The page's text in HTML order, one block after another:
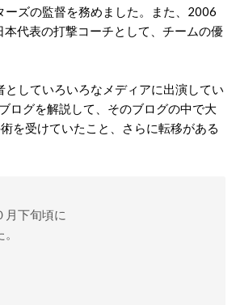
ーズの監督を務めました。また、2006
代表の打撃コーチとして、チームの優
としていろいろなメディアに出演してい
ログを解説して、そのブログの中で大
を受けていたこと、さらに転移がある
月下旬頃に